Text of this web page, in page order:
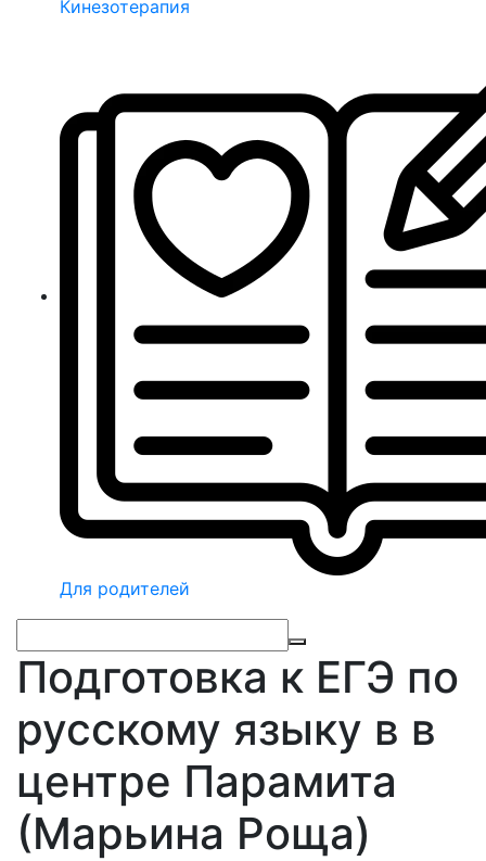
Кинезотерапия
Для родителей
Подготовка к ЕГЭ по
русскому языку в в
центре Парамита
(Марьина Роща)